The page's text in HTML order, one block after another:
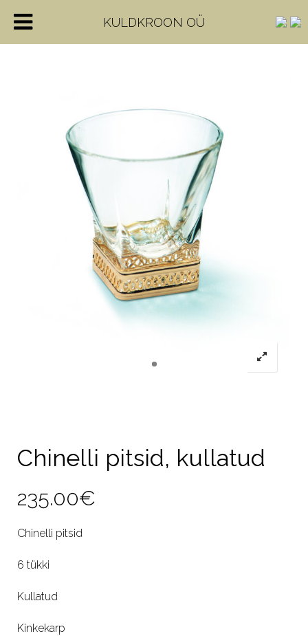
Chinelli pitsid, kullatud
235.00€
Chinelli pitsid
6 tükki
Kullatud
Kinkekarp
KULDKROON OÜ